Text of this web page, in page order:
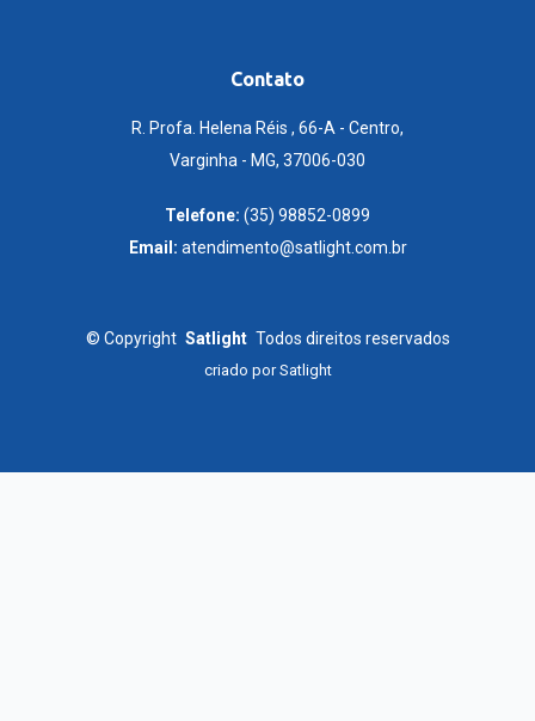
Contato
R. Profa. Helena Réis , 66-A - Centro,
Varginha - MG, 37006-030
Telefone: (35) 98852-0899
Email: atendimento@satlight.com.br
© Copyright Satlight Todos direitos reservados
criado porSatlight